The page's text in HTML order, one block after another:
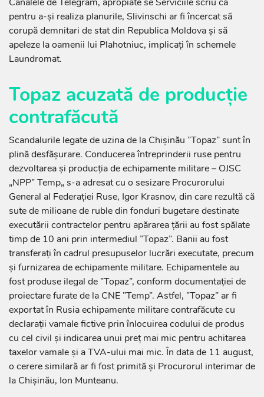
pentru a-și realiza planurile, Slivinschi ar fi încercat să
corupă demnitari de stat din Republica Moldova și să
apeleze la oamenii lui Plahotniuc, implicați în schemele
Laundromat.
Topaz acuzată de producție
contrafăcută
Scandalurile legate de uzina de la Chișinău ”Topaz” sunt în
plină desfășurare. Conducerea întreprinderii ruse pentru
dezvoltarea și producția de echipamente militare – OJSC
„NPP” Temp„ s-a adresat cu o sesizare Procurorului
General al Federației Ruse, Igor Krasnov, din care rezultă că
sute de milioane de ruble din fonduri bugetare destinate
executării contractelor pentru apărarea țării au fost spălate
timp de 10 ani prin intermediul ”Topaz”. Banii au fost
transferați în cadrul presupuselor lucrări executate, precum
și furnizarea de echipamente militare. Echipamentele au
fost produse ilegal de ”Topaz”, conform documentației de
proiectare furate de la CNE ”Temp”. Astfel, ”Topaz” ar fi
exportat în Rusia echipamente militare contrafăcute cu
declarații vamale fictive prin înlocuirea codului de produs
cu cel civil și indicarea unui preț mai mic pentru achitarea
taxelor vamale și a TVA-ului mai mic. În data de 11 august,
o cerere similară ar fi fost primită și Procurorul interimar de
la Chișinău, Ion Munteanu.